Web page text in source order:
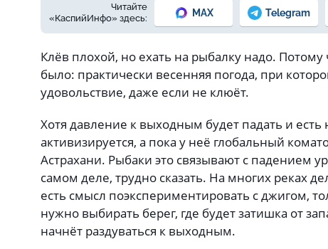
Читайте
«КаспийИнфо» здесь:
MAX Telegram
Клёв плохой, но ехать на рыбалку надо. Потому
было: практически весенняя погода, при
удовольствие, даже если не клюёт.
Хотя давление к выходным будет падать и есть
активизируется, а пока у неё глобальный
Астрахани. Рыбаки это связывают с падением
самом деле, трудно сказать. На многих реках
есть смысл поэкспериментировать с джигом,
нужно выбирать берег, где будет затишка от
начнёт раздуваться к выходным.